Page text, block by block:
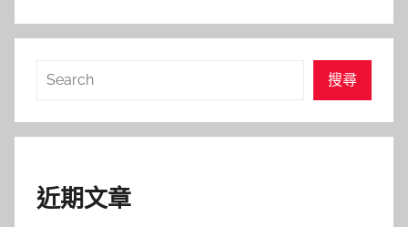
搜
搜尋
近期文章